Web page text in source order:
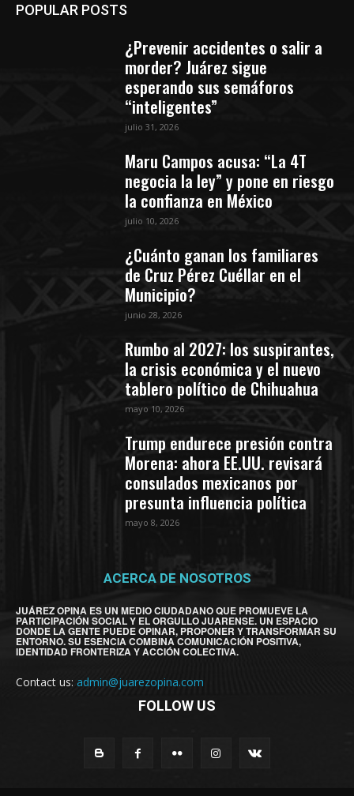
POPULAR POSTS
¿Prevenir accidentes o salir a
morder? Juárez sigue
esperando sus semáforos
“inteligentes”
julio 31, 2026
Maru Campos acusa: “La 4T
negocia la ley” y pone en riesgo
la confianza en México
julio 10, 2026
¿Cuánto ganan los familiares
de Cruz Pérez Cuéllar en el
Municipio?
junio 28, 2026
Rumbo al 2027: los suspirantes,
la crisis económica y el nuevo
tablero político de Chihuahua
mayo 10, 2026
Trump endurece presión contra
Morena: ahora EE.UU. revisará
consulados mexicanos por
presunta influencia política
mayo 8, 2026
ACERCA DE NOSOTROS
JUÁREZ OPINA ES UN MEDIO CIUDADANO QUE PROMUEVE LA
PARTICIPACIÓN SOCIAL Y EL ORGULLO JUARENSE. UN ESPACIO
DONDE LA GENTE PUEDE OPINAR, PROPONER Y TRANSFORMAR SU
ENTORNO. SU ESENCIA COMBINA COMUNICACIÓN POSITIVA,
IDENTIDAD FRONTERIZA Y ACCIÓN COLECTIVA.
Contact us: admin@juarezopina.com
FOLLOW US